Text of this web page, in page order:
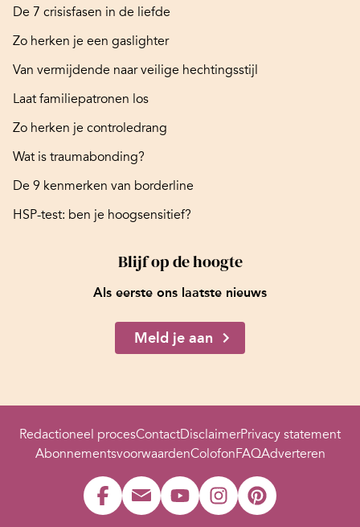
De 7 crisisfasen in de liefde
Zo herken je een gaslighter
Van vermijdende naar veilige hechtingsstijl
Laat familiepatronen los
Zo herken je controledrang
Wat is traumabonding?
De 9 kenmerken van borderline
HSP-test: ben je hoogsensitief?
Blijf op de hoogte
Als eerste ons laatste nieuws
Meld je aan
Redactioneel procesContactDisclaimerPrivacy statement
AbonnementsvoorwaardenColofonFAQAdverteren